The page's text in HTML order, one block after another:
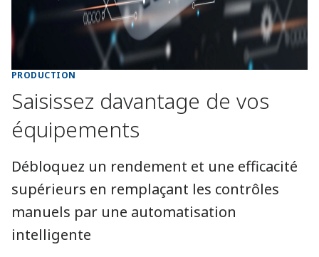
PRODUCTION
Saisissez davantage de vos
équipements
Débloquez un rendement et une efficacité
supérieurs en remplaçant les contrôles
manuels par une automatisation
intelligente